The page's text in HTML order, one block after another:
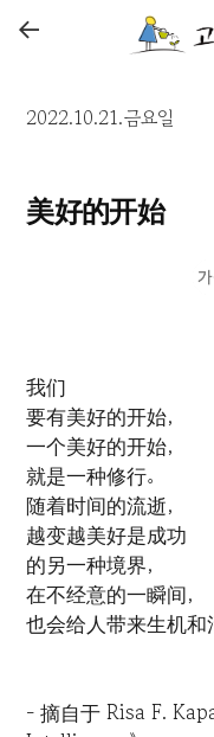
←
2022.10.21.금요일
美好的开始
我们
要有美好的开始，
一个美好的开始，
就是一种修行。
随着时间的流逝，
越变越美好是成功
的另一种境界，
在不经意的一瞬间，
也会给人带来生机和
- 摘自于 Risa F.